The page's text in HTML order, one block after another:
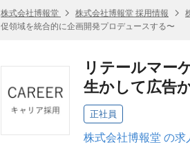
株式会社博報堂 株式会社博報堂 採用情報
促領域を統合的に企画開発プロデュースする〜
リテールマー
生かして広告
正社員
株式会社博報堂 の求